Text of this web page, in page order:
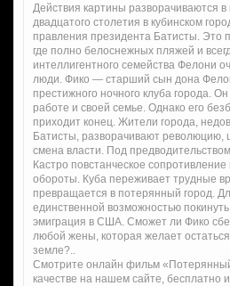
Действия картины разворачиваются
двадцатого столетия в кубинском
правления президента Батисты. Это
где полно белоснежных пляжей и
интеллигентного семейства Фелони
люди. Фико — старший сын дона
престижного ночного клуба города.
работе и своей семье. Однако его
приходит конец. Жители города,
Батисты, разворачивают революцию,
смена власти. Под
Кастро повстанческое
обороты. Куба переживает трудные
превращается в потерянный город.
единственной возможностью
эмиграция в США. Сможет ли Фико
любой жены, которая желает
земле?..
Смотрите онлайн фильм
качестве на нашем сайте, бесплатно и